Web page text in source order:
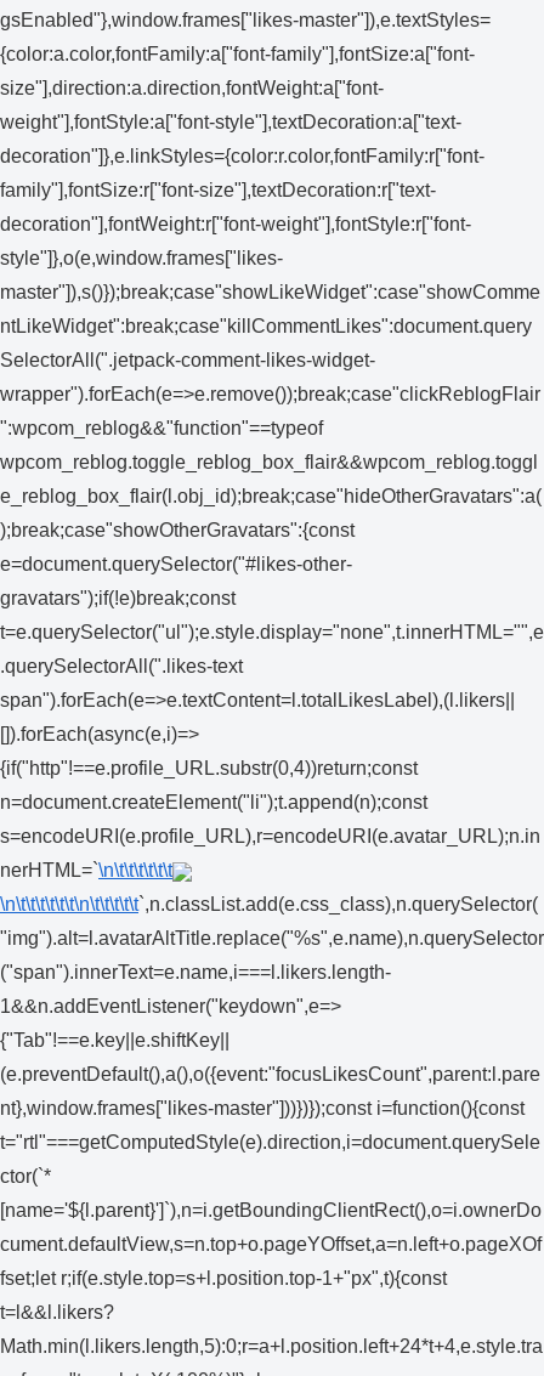
gsEnabled"},window.frames["likes-master"]),e.textStyles=
{color:a.color,fontFamily:a["font-family"],fontSize:a["font-
size"],direction:a.direction,fontWeight:a["font-
weight"],fontStyle:a["font-style"],textDecoration:a["text-
decoration"]},e.linkStyles={color:r.color,fontFamily:r["font-
family"],fontSize:r["font-size"],textDecoration:r["text-
decoration"],fontWeight:r["font-weight"],fontStyle:r["font-
style"]},o(e,window.frames["likes-
master"]),s()});break;case"showLikeWidget":case"showComme
ntLikeWidget":break;case"killCommentLikes":document.query
SelectorAll(".jetpack-comment-likes-widget-
wrapper").forEach(e=>e.remove());break;case"clickReblogFlair
":wpcom_reblog&&"function"==typeof
wpcom_reblog.toggle_reblog_box_flair&&wpcom_reblog.toggl
e_reblog_box_flair(l.obj_id);break;case"hideOtherGravatars":a(
);break;case"showOtherGravatars":{const
e=document.querySelector("#likes-other-
gravatars");if(!e)break;const
t=e.querySelector("ul");e.style.display="none",t.innerHTML="",e
.querySelectorAll(".likes-text
span").forEach(e=>e.textContent=l.totalLikesLabel),(l.likers||
[]).forEach(async(e,i)=>
{if("http"!==e.profile_URL.substr(0,4))return;const
n=document.createElement("li");t.append(n);const
s=encodeURI(e.profile_URL),r=encodeURI(e.avatar_URL);n.in
nerHTML=`\n\t\t\t\t\t\t
\n\t\t\t\t\t\t\n\t\t\t\t\t`,n.classList.add(e.css_class),n.querySelector(
"img").alt=l.avatarAltTitle.replace("%s",e.name),n.querySelector
("span").innerText=e.name,i===l.likers.length-
1&&n.addEventListener("keydown",e=>
{"Tab"!==e.key||e.shiftKey||
(e.preventDefault(),a(),o({event:"focusLikesCount",parent:l.pare
nt},window.frames["likes-master"]))})});const i=function(){const
t="rtl"===getComputedStyle(e).direction,i=document.querySele
ctor(`*
[name='${l.parent}']`),n=i.getBoundingClientRect(),o=i.ownerDo
cument.defaultView,s=n.top+o.pageYOffset,a=n.left+o.pageXOf
fset;let r;if(e.style.top=s+l.position.top-1+"px",t){const
t=l&&l.likers?
Math.min(l.likers.length,5):0;r=a+l.position.left+24*t+4,e.style.tra